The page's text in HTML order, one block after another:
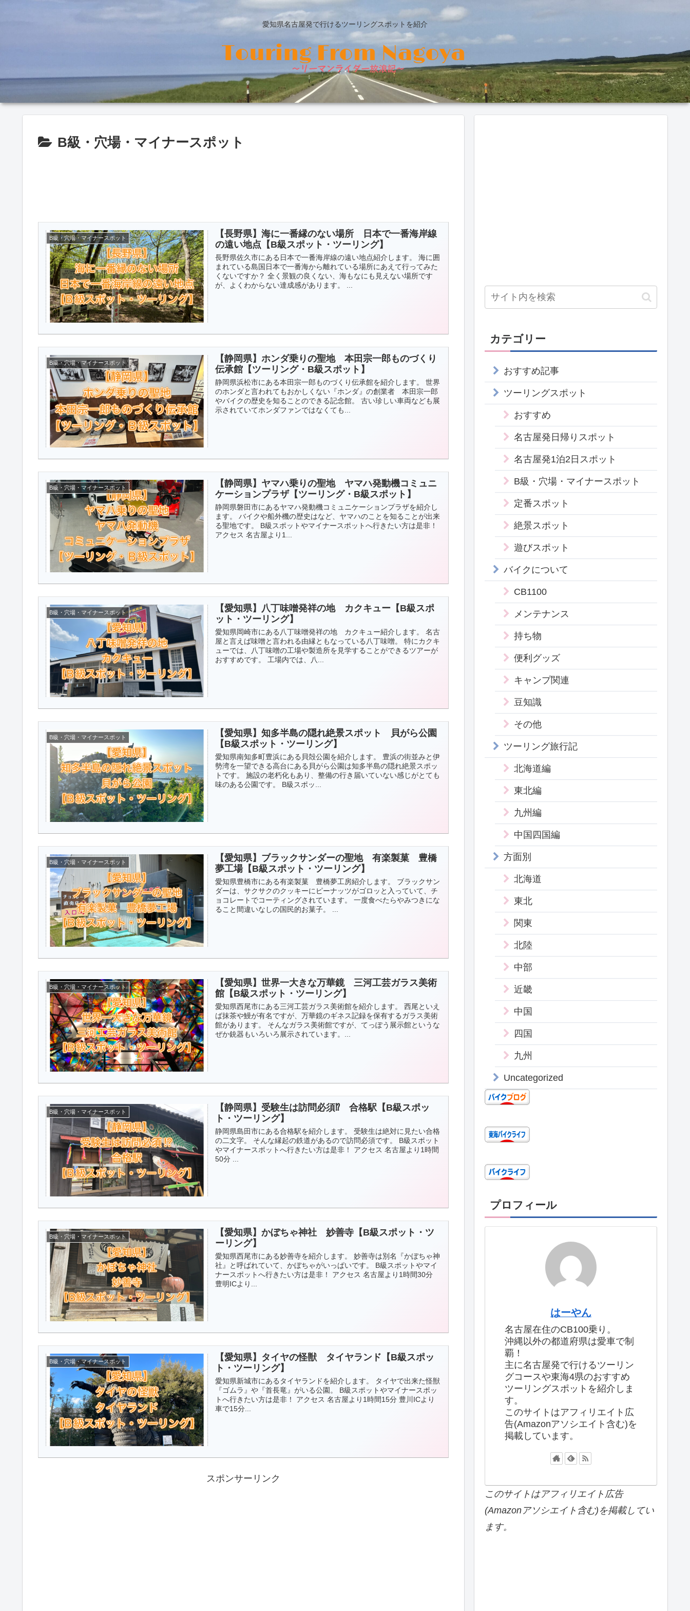
愛知県名古屋発で行けるツーリングスポットを紹介
B級・穴場・マイナースポット
B級・穴場・マイナースポット
【長野県】海に一番縁のない場所 日本で一番海岸線
の遠い地点【B級スポット・ツーリング】
長野県佐久市にある日本で一番海岸線の遠い地点紹介します。 海に囲
まれている島国日本で一番海から離れている場所にあえて行ってみた
くないですか？ 全く景観の良くない、海もなにも見えない場所です
が、よくわからない達成感があります。 ...
B級・穴場・マイナースポット
【静岡県】ホンダ乗りの聖地 本田宗一郎ものづくり
伝承館【ツーリング・B級スポット】
静岡県浜松市にある本田宗一郎ものづくり伝承館を紹介します。 世界
のホンダと言われてもおかしくない『ホンダ』の創業者 本田宗一郎
やバイクの歴史を知ることのできる記念館。 古い珍しい車両なども展
示されていてホンダファンではなくても...
B級・穴場・マイナースポット
【静岡県】ヤマハ乗りの聖地 ヤマハ発動機コミュニ
ケーションプラザ【ツーリング・B級スポット】
静岡県磐田市にあるヤマハ発動機コミュニケーションプラザを紹介し
ます。 バイクや船外機の歴史はなど、ヤマハのことを知ることが出来
る聖地です。 B級スポットやマイナースポットへ行きたい方は是非！
アクセス 名古屋より1...
B級・穴場・マイナースポット
【愛知県】八丁味噌発祥の地 カクキュー【B級スポ
ット・ツーリング】
愛知県岡崎市にある八丁味噌発祥の地 カクキュー紹介します。 名古
屋と言えば味噌と言われる由縁ともなっている八丁味噌。 特にカクキ
ューでは、八丁味噌の工場や製造所を見学することができるツアーが
おすすめです。 工場内では、八...
B級・穴場・マイナースポット
【愛知県】知多半島の隠れ絶景スポット 貝がら公園
【B級スポット・ツーリング】
愛知県南知多町豊浜にある貝殻公園を紹介します。 豊浜の街並みと伊
勢湾を一望できる高台にある貝がら公園は知多半島の隠れ絶景スポッ
トです。 施設の老朽化もあり、整備の行き届いていない感じがとても
味のある公園です。 B級スポッ...
B級・穴場・マイナースポット
【愛知県】ブラックサンダーの聖地 有楽製菓 豊橋
夢工場【B級スポット・ツーリング】
愛知県豊橋市にある有楽製菓 豊橋夢工房紹介します。 ブラックサン
ダーは、サクサクのクッキーにピーナッツがゴロッと入っていて、チ
ョコレートでコーティングされています。 一度食べたらやみつきにな
ること間違いなしの国民的お菓子。 ...
B級・穴場・マイナースポット
【愛知県】世界一大きな万華鏡 三河工芸ガラス美術
館【B級スポット・ツーリング】
愛知県西尾市にある三河工芸ガラス美術館を紹介します。 西尾といえ
ば抹茶や鰻が有名ですが、万華鏡のギネス記録を保有するガラス美術
館があります。 そんなガラス美術館ですが、てっぽう展示館というな
ぜか銃器もいろいろ展示されています。...
B級・穴場・マイナースポット
【静岡県】受験生は訪問必須⁉ 合格駅【B級スポッ
ト・ツーリング】
静岡県島田市にある合格駅を紹介します。 受験生は絶対に見たい合格
の二文字。 そんな縁起の鉄道があるので訪問必須です。 B級スポット
やマイナースポットへ行きたい方は是非！ アクセス 名古屋より1時間
50分 ...
B級・穴場・マイナースポット
【愛知県】かぼちゃ神社 妙善寺【B級スポット・ツ
ーリング】
愛知県西尾市にある妙善寺を紹介します。 妙善寺は別名『かぼちゃ神
社』と呼ばれていて、かぼちゃがいっぱいです。 B級スポットやマイ
ナースポットへ行きたい方は是非！ アクセス 名古屋より1時間30分
豊明ICより...
B級・穴場・マイナースポット
【愛知県】タイヤの怪獣 タイヤランド【B級スポッ
ト・ツーリング】
愛知県新城市にあるタイヤランドを紹介します。 タイヤで出来た怪獣
『ゴムラ』や『首長竜』がいる公園。 B級スポットやマイナースポッ
トへ行きたい方は是非！ アクセス 名古屋より1時間15分 豊川ICより
車で15分...
スポンサーリンク
カテゴリー
おすすめ記事
ツーリングスポット
おすすめ
名古屋発日帰りスポット
名古屋発1泊2日スポット
B級・穴場・マイナースポット
定番スポット
絶景スポット
遊びスポット
バイクについて
CB1100
メンテナンス
持ち物
便利グッズ
キャンプ関連
豆知識
その他
ツーリング旅行記
北海道編
東北編
九州編
中国四国編
方面別
北海道
東北
関東
北陸
中部
近畿
中国
四国
九州
Uncategorized
プロフィール
はーやん
名古屋在住のCB100乗り。
沖縄以外の都道府県は愛車で制
覇！
主に名古屋発で行けるツーリン
グコースや東海4県のおすすめ
ツーリングスポットを紹介しま
す。
このサイトはアフィリエイト広
告(Amazonアソシエイト含む)を
掲載しています。
このサイトはアフィリエイト広告
(Amazonアソシエイト含む)を掲載してい
ます。